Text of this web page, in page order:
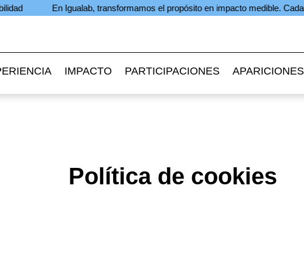
En Igualab, transformamos el propósito en impacto medible. Cada aporte
IMPACTO PARTICIPACIONES APARICIONES
Política de cookies